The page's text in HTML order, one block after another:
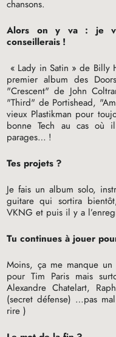
chansons.
Alors on y va : je
conseillerais !
« Lady in Satin » de Billy
premier album des
"Crescent" de John
"Third" de Portishead,
vieux Plastikman pour
bonne Tech au cas où
parages… !
Tes projets ?
Je fais un album solo,
guitare qui sortira
VKNG et puis il y a
Tu continues à jouer
Moins, ça me manque un
pour Tim Paris mais
Alexandre Chatelart,
(secret défense) …pas
rire )